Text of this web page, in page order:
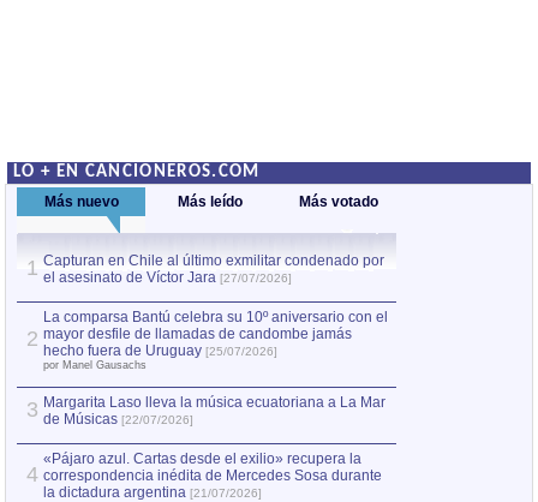
LO + EN CANCIONEROS.COM
Más nuevo Más leído Más votado
1 Capturan en Chile al último exmilitar condenado por
el asesinato de Víctor Jara [27/07/2026]
2
La comparsa Bantú celebra su 10º aniversario con el
mayor desfile de llamadas de candombe jamás
hecho fuera de Uruguay [25/07/2026]
por Manel Gausachs
3 Margarita Laso lleva la música ecuatoriana a La Mar
de Músicas [22/07/2026]
4
«Pájaro azul. Cartas desde el exilio» recupera la
correspondencia inédita de Mercedes Sosa durante
la dictadura argentina [21/07/2026]